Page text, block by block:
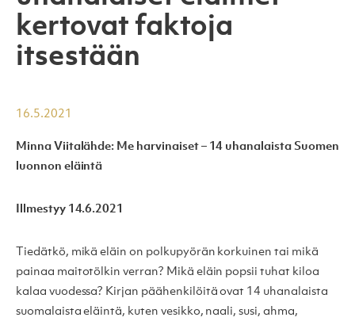
kertovat faktoja
itsestään
16.5.2021
Minna Viitalähde: Me harvinaiset – 14 uhanalaista Suomen
luonnon eläintä
Illmestyy 14.6.2021
Tiedätkö, mikä eläin on polkupyörän korkuinen tai mikä
painaa maitotölkin verran? Mikä eläin popsii tuhat kiloa
kalaa vuodessa? Kirjan päähenkilöitä ovat 14 uhanalaista
suomalaista eläintä, kuten vesikko, naali, susi, ahma,